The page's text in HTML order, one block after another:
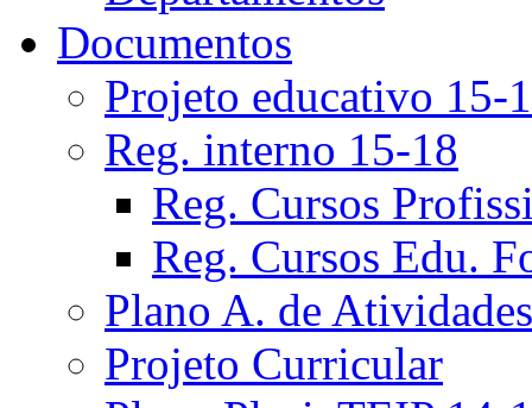
Documentos
Projeto educativo 15-
Reg. interno 15-18
Reg. Cursos
Reg. Cursos Edu.
Plano A. de Atividades
Projeto Curricular